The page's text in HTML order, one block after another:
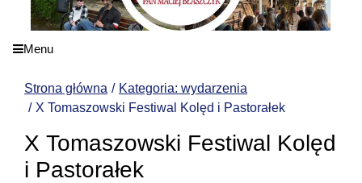
Menu
Strona główna
Kategoria: wydarzenia
X Tomaszowski Festiwal Kolęd i Pastorałek
X Tomaszowski Festiwal Kolęd
i Pastorałek